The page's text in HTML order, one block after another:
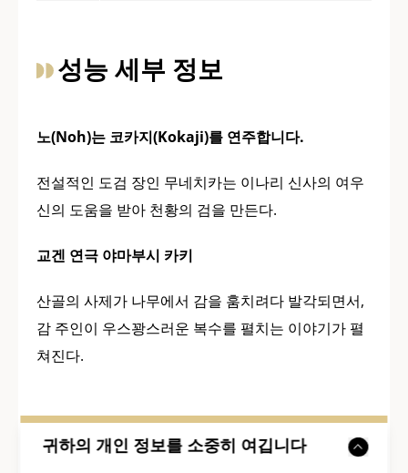
귀하의 개인 정보를 소중히 여깁니다
성능 세부 정보
노(Noh)는 코카지(Kokaji)를 연주합니다.
전설적인 도검 장인 무네치카는 이나리 신사의 여우
신의 도움을 받아 천황의 검을 만든다.
교겐 연극 야마부시 카키
산골의 사제가 나무에서 감을 훔치려다 발각되면서,
감 주인이 우스꽝스러운 복수를 펼치는 이야기가 펼
쳐진다.
추가 주요 사항